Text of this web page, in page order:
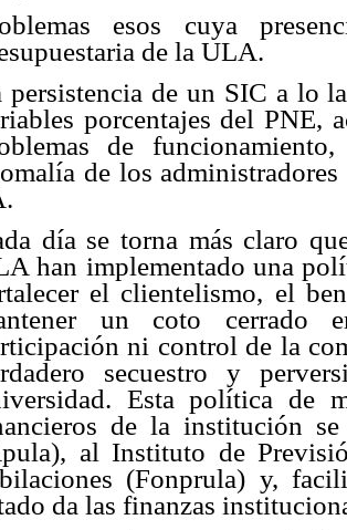
esos cuya
de la ULA.
persistencia de un SIC a lo
porcentajes del PNE,
de
de los
día se torna más claro
han implementado una
el clientelismo, el
un coto cerrado
ni control de la
secuestro y
Esta política de
de la institución
al Instituto de
(Fonprula) y,
da las finanzas